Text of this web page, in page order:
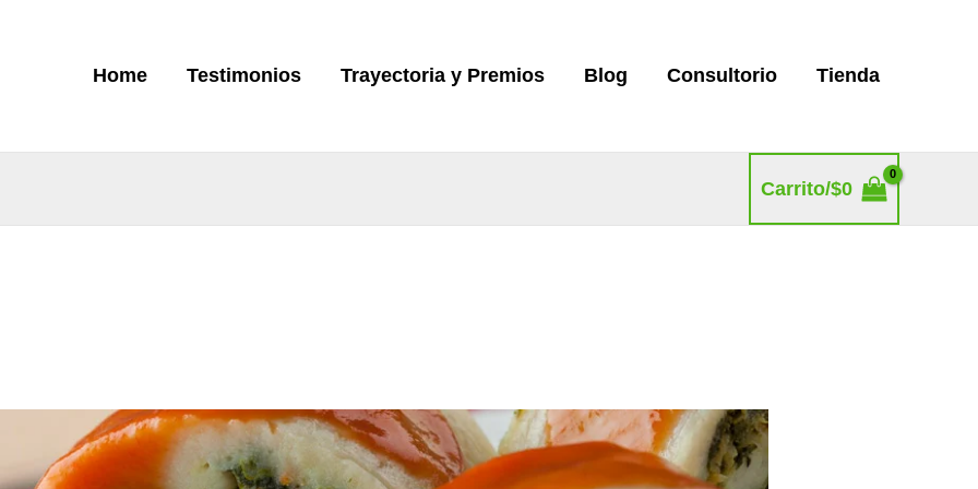
Home Testimonios Trayectoria y Premios Blog Consultorio Tienda
Carrito/$0